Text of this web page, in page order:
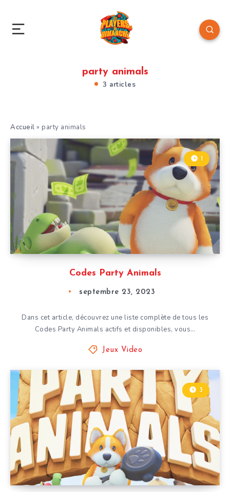
party animals
3 articles
Accueil » party animals
Codes Party Animals
1
septembre 23, 2023
Dans cet article, découvrez une liste complète de tous les
Codes Party Animals actifs et disponibles, vous…
Jeux Video
3